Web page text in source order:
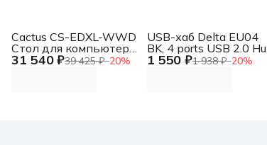
31 540 ₽39 425 ₽−20%
Cactus CS-EDXL-WWD
Стол для компьютера
угловой с
1 550 ₽1 938 ₽−20%
USB-хаб Delta EU04
BK, 4 ports USB 2.0 Hub
Delta EU04 BK, 4 ports